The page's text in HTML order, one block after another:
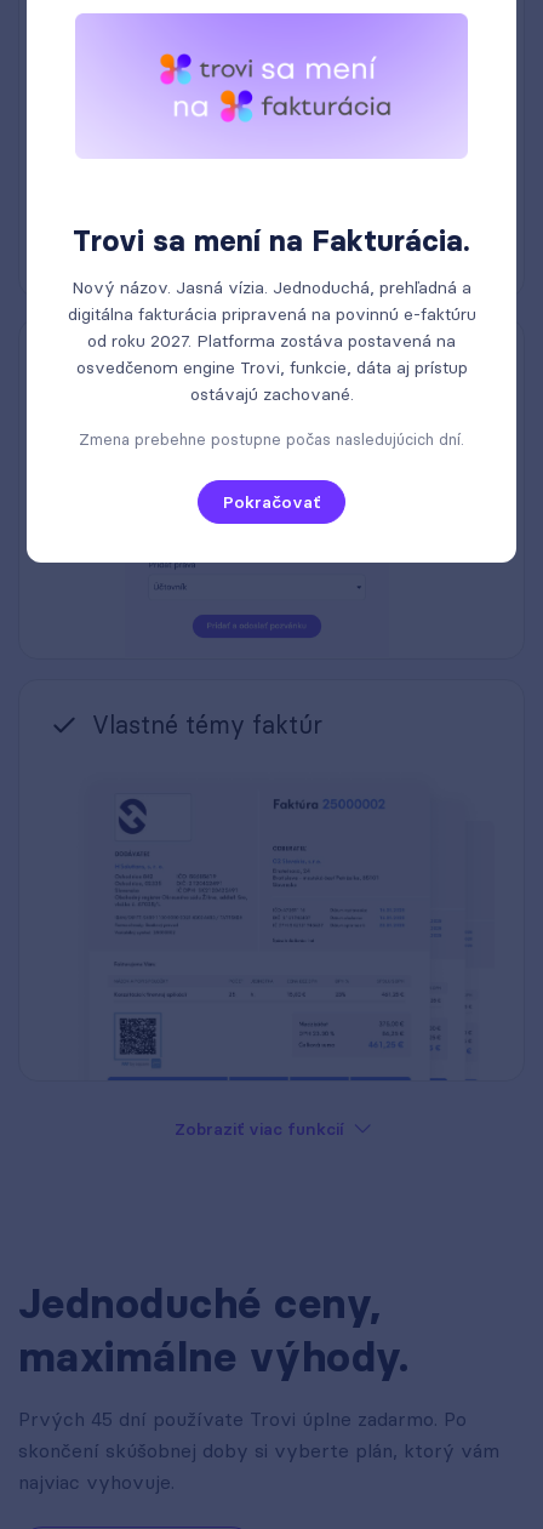
Neobmedzený počet používateľov
Vlastné témy faktúr
Zobraziť viac funkcií
Jednoduché ceny,
maximálne výhody.
Prvých 45 dní používate Trovi úplne zadarmo. Po
skončení skúšobnej doby si vyberte plán, ktorý vám
najviac vyhovuje.
Trovi sa mení na Fakturácia.
Nový názov. Jasná vízia. Jednoduchá, prehľadná a
digitálna fakturácia pripravená na povinnú e-faktúru
od roku 2027. Platforma zostáva postavená na
osvedčenom engine Trovi, funkcie, dáta aj prístup
ostávajú zachované.
Zmena prebehne postupne počas nasledujúcich dní.
Pokračovať